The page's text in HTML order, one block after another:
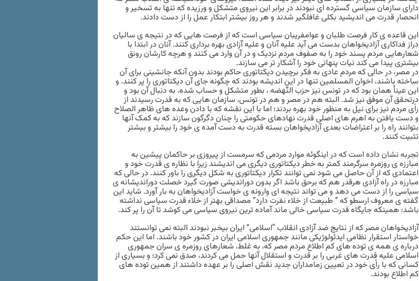
دارای سازمان سیاسی گسترده ای نبودند در برابر این نیروی متشکل و ورزیده که تنها به تسخیر و
انحصارِ قدرت می اندیشید بکلی غافلگیر شدند و هر روز بیشتر ابتکار عمل را از دست دادند.
این قاعده ی کار فرصت طلبان و عوامفریبان سیاسی است که از فرصت هایی که در نتیجه ی سالیان
دراز فداکاری آزادیخواهان بدست می آید علیه آنان و علیه آزادی بهره برداری کنند. آنان در ابتدا با
شعارهایی مردم پسند خود را به صفوف مردم نزدیک و در آن وارد می کنند و هرچه کارشان رونق
بیشتری پیدا می کند نیات پنهانی خود را آشکار تر می سازند.
در مصر، در حالی که مردم عادی به فکر برچیدن دیکتاتوری حاکم بودند بدون آنکه جانشینی برای آن
ساخته باشند، اخوان المسلمین تنها در این اندیشه بودند که چگونه جای آن دیکتاتوری را پر کنند. و
این عینأ همان بود که در تونس نیز حزب النّهضه ، بطور متشکل و حساب شده، به دنبال آن بود و
درتحقق آن موفق نیز شد. البته هم در مصر و هم در تونس، سازمان هایی که به قدرت رسیدند از
راًی مردم نیز برای نیل به منظور خود بهره بردند؛ اما با این نقشه که با دادن وعده های ظاهر الصلاح
و دست یافتن به اهرم های اصلی قدرت نهادهای حکومتی را چنان دگرگون سازند که به کمک آنها
بتوانند راه را بر اعتراضات بعدی آزادیخواهان بسته قدرت به دست آمده ی خود را بیشتر و بیشتر
تثبیت کنند.
تجربه نشان داده است که در اینگوئه موارد مردمی که سرمست از پیروزی بر حاکمان پیشین به
مبارزه ی روزمره سرگرمند کمتر به خطر دیکتاتوری دیگری می اندیشند زیرا با نظاره ی قدرت خود و
اعتمادی که از آن حاصل می شود نمی توانند تکرار دیکتاتوری به شکل دیگری را باور کنند. در حالی که
مبارزه در راه آزادی هرقدر هم که برحق باشد اگر بدون دوراندیشی صورت گیرد خصلت دوراندیشانه ی
سیاسی را از دست می دهد و می تواند نتیجه ای وارونه ی خواست آزادیخواهان به بار آورد. شاید این
گفته ی معروف ارسطو که ” طبیعت از خلاء نفرت دارد” مصداقی بهتر از خلاء قدرت سیاسی نداشته
باشد: همینکه جایگاه قدرت سیاسی خالی ماند آماده ترین نیروی سیاسی می کوشد تا آن را پر کند.
آزادیخواهان مصر که از نتایج ضد آزادی انقلاب “اسلامی” ایران بیخبر نبودند البته نمی توانستند
خواستار استقرار نظامی ایدئولوژیکی مانند جمهوری اسلامی ایران در کشور خود باشند. اما این حکم
درباره ی همه ی توده های کم اطلاع مردم مصر که، به غلط، شعارهای روزمره ی سران جمهوری
اسلامی علیه قدرت های غربی را بر قدرت و استقلال آنها حمل می کردند، صدق نمی کرد؛ و بسیاری از
کسانی که با راًی خود در تعیین زمامداران جدید نقش اصلی را بر عهده داشتند از همین توده های
کم اطلاع بودند.